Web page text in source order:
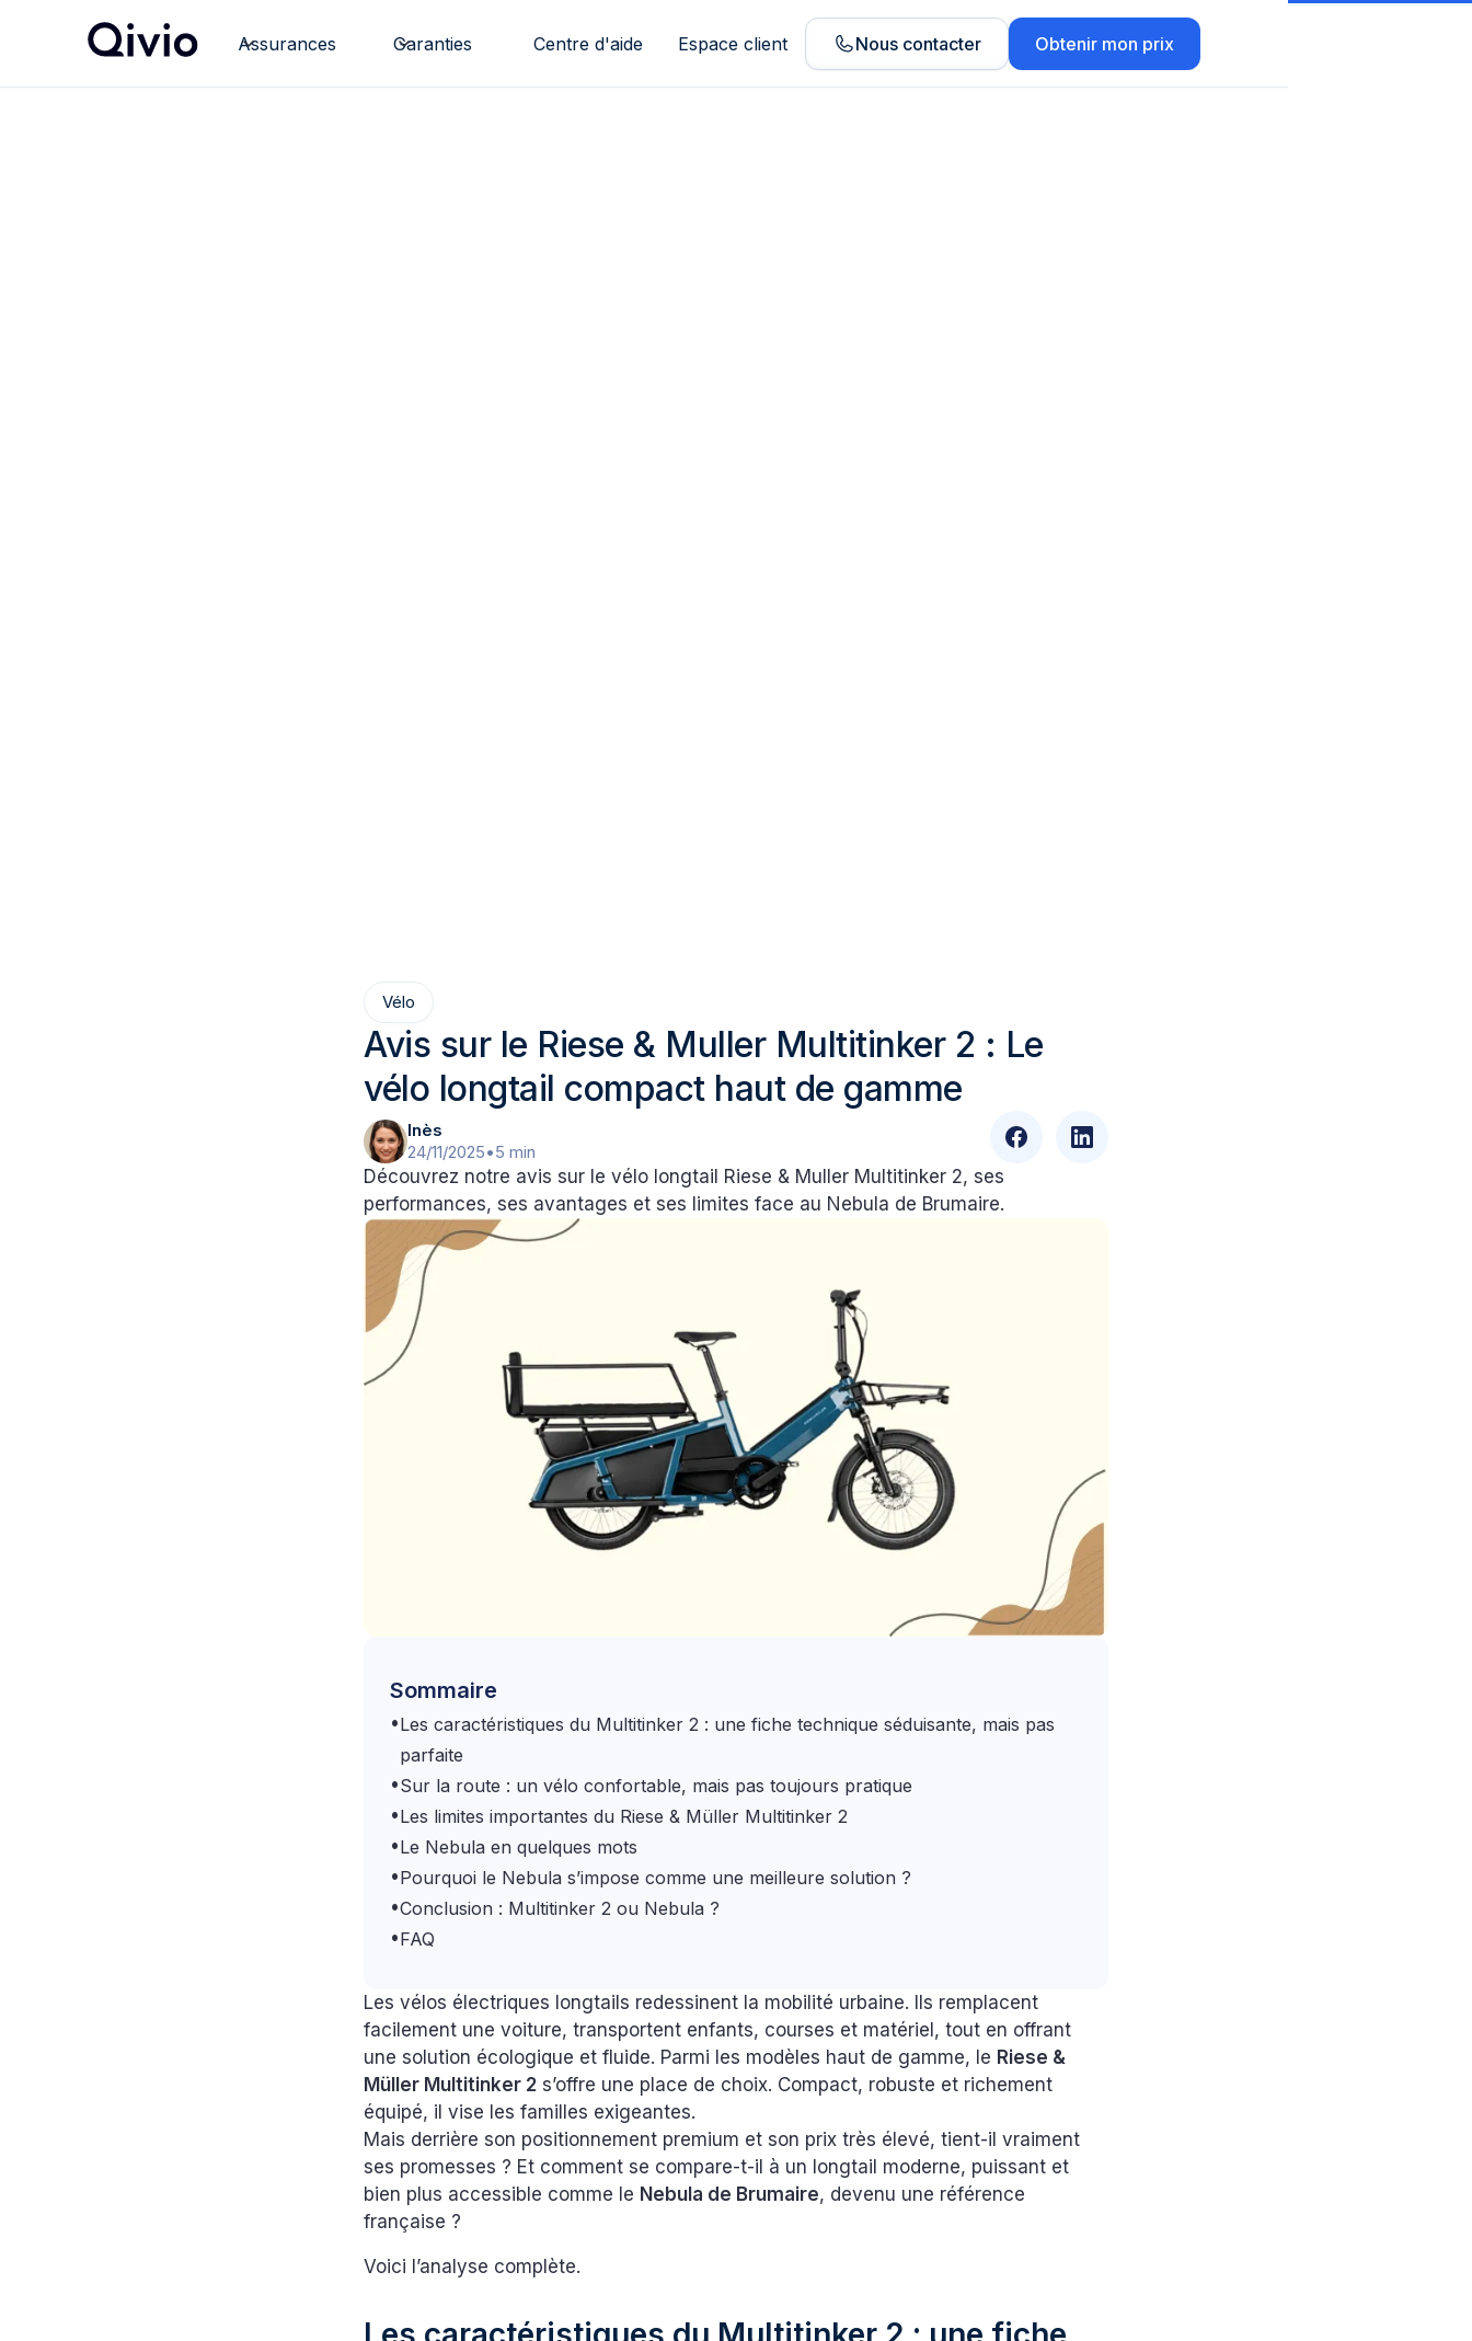
Assurances Garanties Centre d'aide Espace client Nous contacter Obtenir mon prix
Vélo
Avis sur le Riese & Muller Multitinker 2 : Le
vélo longtail compact haut de gamme
Inès
24/11/2025•5 min
Découvrez notre avis sur le vélo longtail Riese & Muller Multitinker 2, ses
performances, ses avantages et ses limites face au Nebula de Brumaire.
Sommaire
•Les caractéristiques du Multitinker 2 : une fiche technique séduisante, mais pas
parfaite
•Sur la route : un vélo confortable, mais pas toujours pratique
•Les limites importantes du Riese & Müller Multitinker 2
•Le Nebula en quelques mots
•Pourquoi le Nebula s’impose comme une meilleure solution ?
•Conclusion : Multitinker 2 ou Nebula ?
•FAQ
Les vélos électriques longtails redessinent la mobilité urbaine. Ils remplacent
facilement une voiture, transportent enfants, courses et matériel, tout en offrant
une solution écologique et fluide. Parmi les modèles haut de gamme, le Riese &
Müller Multitinker 2 s’offre une place de choix. Compact, robuste et richement
équipé, il vise les familles exigeantes.
Mais derrière son positionnement premium et son prix très élevé, tient-il vraiment
ses promesses ? Et comment se compare-t-il à un longtail moderne, puissant et
bien plus accessible comme le Nebula de Brumaire, devenu une référence
française ?
Voici l’analyse complète.